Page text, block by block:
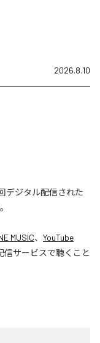
2026.8.10
デジタル配信された
MUSIC、 YouTube
信サービスで聴くこと